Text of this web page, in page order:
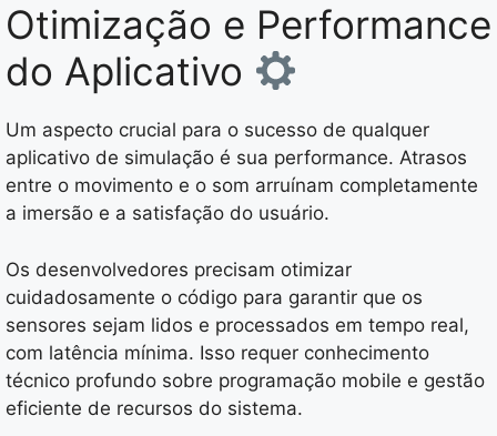
Otimização e Performance
do Aplicativo
Um aspecto crucial para o sucesso de qualquer
aplicativo de simulação é sua performance. Atrasos
entre o movimento e o som arruínam completamente
a imersão e a satisfação do usuário.
Os desenvolvedores precisam otimizar
cuidadosamente o código para garantir que os
sensores sejam lidos e processados em tempo real,
com latência mínima. Isso requer conhecimento
técnico profundo sobre programação mobile e gestão
eficiente de recursos do sistema.